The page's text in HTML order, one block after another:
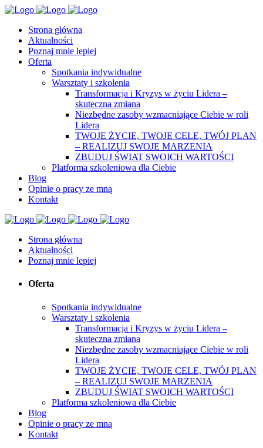
Strona główna
Aktualności
Poznaj mnie lepiej
Oferta
Spotkania indywidualne
Warsztaty i szkolenia
Transformacja i Kryzys w życiu Lidera –
skuteczna zmiana
Niezbędne zasoby wzmacniające Ciebie w roli
Lidera
TWOJE ŻYCIE, TWOJE CELE, TWÓJ PLAN
– REALIZUJ SWOJE MARZENIA
ZBUDUJ ŚWIAT SWOICH WARTOŚCI
Platforma szkoleniowa dla Ciebie
Blog
Opinie o pracy ze mną
Kontakt
Strona główna
Aktualności
Poznaj mnie lepiej
Oferta
Spotkania indywidualne
Warsztaty i szkolenia
Transformacja i Kryzys w życiu Lidera –
skuteczna zmiana
Niezbędne zasoby wzmacniające Ciebie w roli
Lidera
TWOJE ŻYCIE, TWOJE CELE, TWÓJ PLAN
– REALIZUJ SWOJE MARZENIA
ZBUDUJ ŚWIAT SWOICH WARTOŚCI
Platforma szkoleniowa dla Ciebie
Blog
Opinie o pracy ze mną
Kontakt